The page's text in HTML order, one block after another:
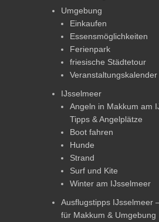
Umgebung
Einkaufen
Essensmöglichkeiten
Ferienpark
friesische Städtetour
Veranstaltungskalender
IJsselmeer
Angeln in Makkum am
Tipps & Angelplätze
Boot fahren
Hunde
Strand
Surf und Kite
Winter am IJsselmeer
Ausflugstipps IJsselmeer
für Makkum & Umgebung